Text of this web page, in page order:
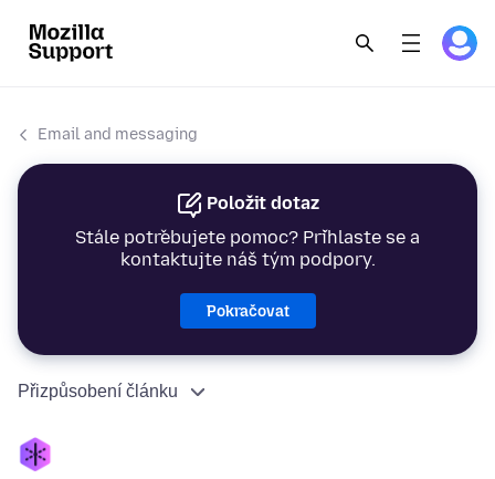
Email and messaging
Položit dotaz
Stále potřebujete pomoc? Přihlaste se a
kontaktujte náš tým podpory.
Pokračovat
Přizpůsobení článku